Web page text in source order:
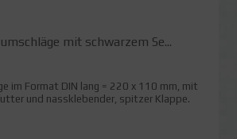
mit schwarzem Se...
im Format DIN lang = 220 x 110 mm, mit
und nassklebender, spitzer Klappe.